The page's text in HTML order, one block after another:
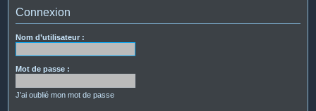
Connexion
Nom d’utilisateur :
Mot de passe :
J’ai oublié mon mot de passe